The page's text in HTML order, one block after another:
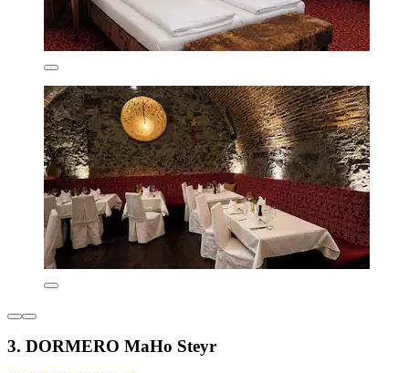
3. DORMERO MaHo Steyr